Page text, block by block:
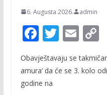
6. Augusta 2026. admin
F
ac
e
b
T
itt
E
m
ai
C
o
Obavještavaju se
amura’ da će se 3. kolo
godine na